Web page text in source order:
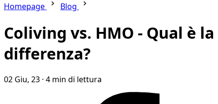
Homepage Blog
Coliving vs. HMO - Qual è la
differenza?
02 Giu, 23 · 4 min di lettura